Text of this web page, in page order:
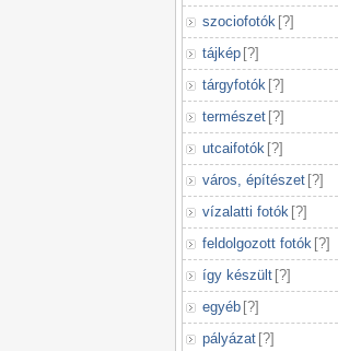
szociofotók [?]
tájkép [?]
tárgyfotók [?]
természet [?]
utcaifotók [?]
város, építészet [?]
vízalatti fotók [?]
feldolgozott fotók [?]
így készült [?]
egyéb [?]
pályázat [?]